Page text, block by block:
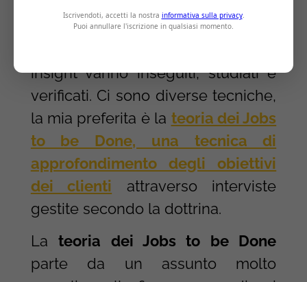
che uno va in giro per strada e
insight vanno inseguiti, studiati e
verificati. Ci sono diverse tecniche,
la mia preferita è la teoria dei Jobs
to be Done, una tecnica di
approfondimento degli obiettivi
dei clienti attraverso interviste
gestite secondo la dottrina.
Lateoria dei Jobs to be Done
parte da un assunto molto